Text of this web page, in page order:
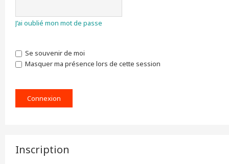
J’ai oublié mon mot de passe
Se souvenir de moi
Masquer ma présence lors de cette session
Inscription